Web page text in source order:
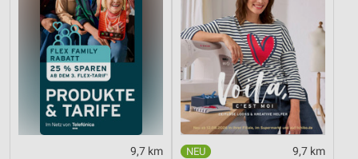
9,7 km 9,7 km